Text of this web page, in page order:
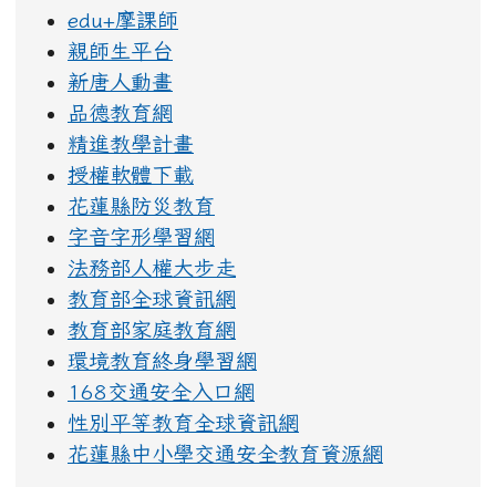
edu+摩課師
親師生平台
新唐人動畫
品德教育網
精進教學計畫
授權軟體下載
花蓮縣防災教育
字音字形學習網
法務部人權大步走
教育部全球資訊網
教育部家庭教育網
環境教育終身學習網
168交通安全入口網
性別平等教育全球資訊網
花蓮縣中小學交通安全教育資源網